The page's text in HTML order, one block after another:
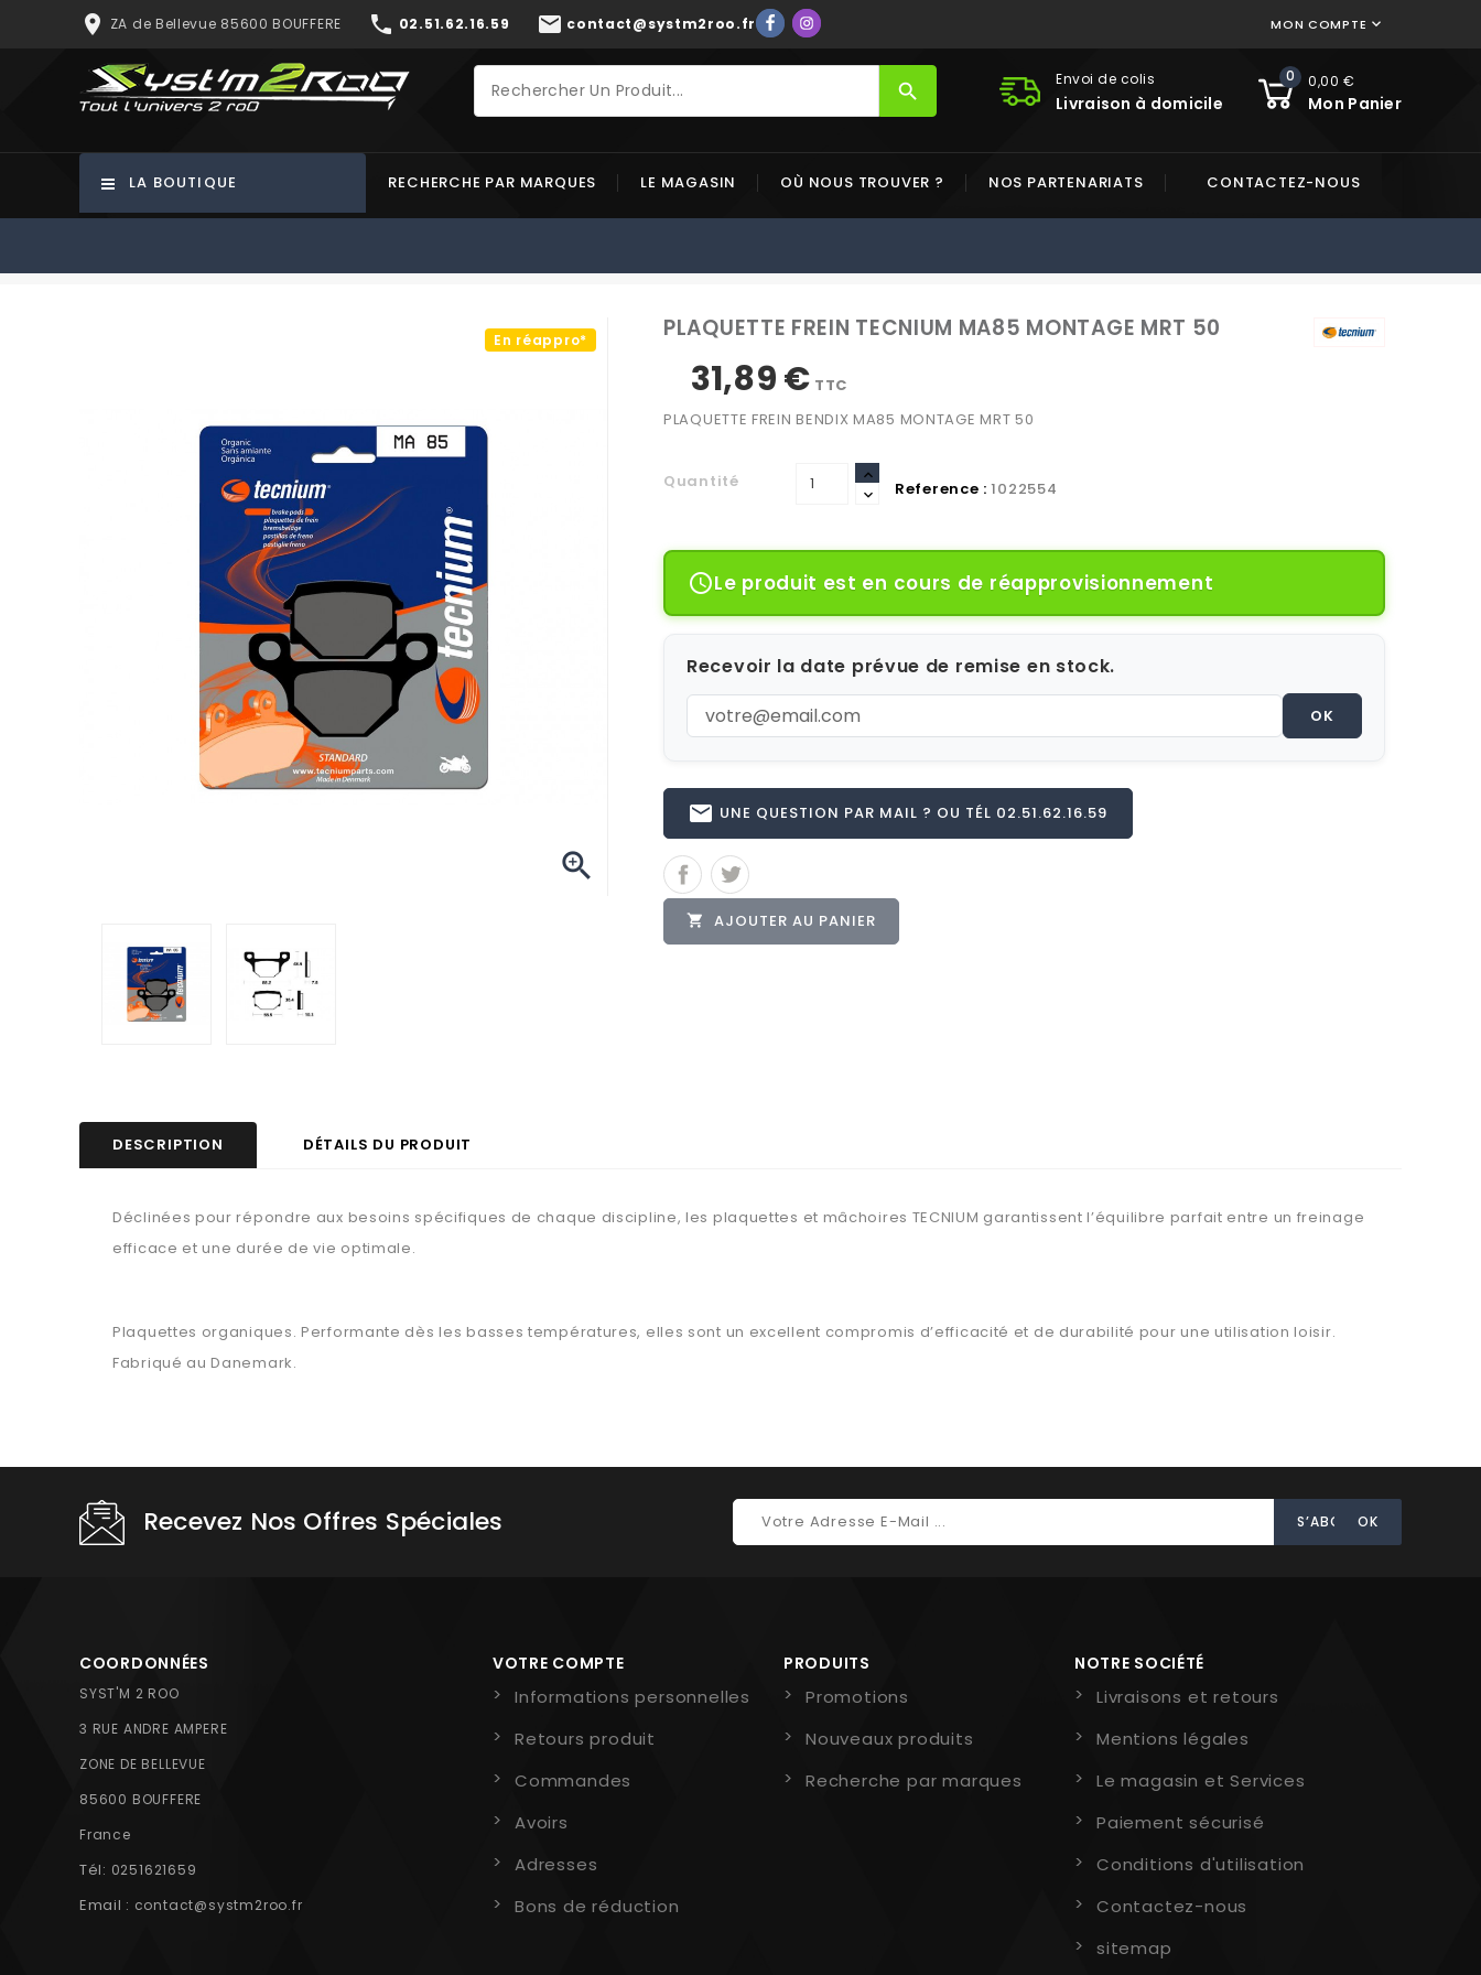
place ZA de Bellevue 85600 BOUFFERE phone 02.51.62.16.59 mail contact@systm2roo.fr MON COMPTE 
0 0,00 €
Mon Panier
Envoi de colis
Livraison à domicile
search
LA BOUTIQUE RECHERCHE PAR MARQUES LE MAGASIN OÙ NOUS TROUVER ? NOS PARTENARIATS CONTACTEZ-NOUS
En réappro*

PLAQUETTE FREIN TECNIUM MA85 MONTAGE MRT 50
31,89 € TTC
PLAQUETTE FREIN BENDIX MA85 MONTAGE MRT 50
Quantité Reference : 1022554
Le produit est en cours de réapprovisionnement
Recevoir la date prévue de remise en stock.
OK
email UNE QUESTION PAR MAIL ? OU TÉL 02.51.62.16.59
 AJOUTER AU PANIER
DESCRIPTION DÉTAILS DU PRODUIT
Déclinées pour répondre aux besoins spécifiques de chaque discipline, les plaquettes et mâchoires TECNIUM garantissent l’équilibre parfait entre un freinage
efficace et une durée de vie optimale.
Plaquettes organiques. Performante dès les basses températures, elles sont un excellent compromis d’efficacité et de durabilité pour une utilisation loisir.
Fabriqué au Danemark.
Recevez Nos Offres Spéciales
COORDONNÉES
SYST'M 2 ROO
3 RUE ANDRE AMPERE
ZONE DE BELLEVUE
85600 BOUFFERE
France
Tél: 0251621659
Email : contact@systm2roo.fr
VOTRE COMPTE
Informations personnelles
Retours produit
Commandes
Avoirs
Adresses
Bons de réduction
PRODUITS
Promotions
Nouveaux produits
Recherche par marques
NOTRE SOCIÉTÉ
Livraisons et retours
Mentions légales
Le magasin et Services
Paiement sécurisé
Conditions d'utilisation
Contactez-nous
sitemap